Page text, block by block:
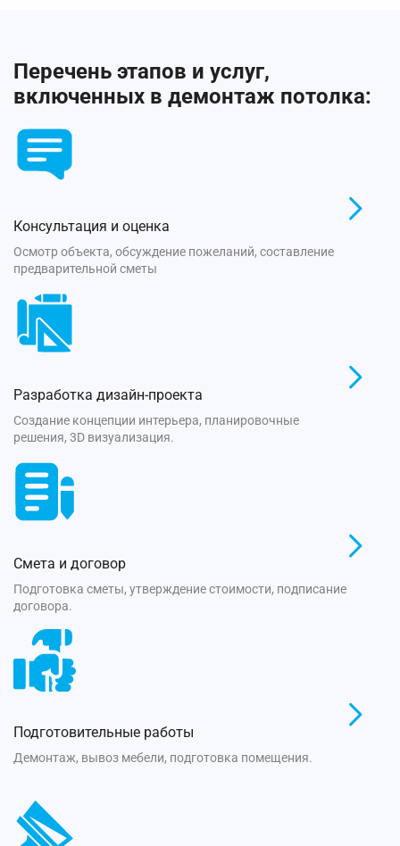
Перечень этапов и услуг,
включенных в демонтаж потолка:
Консультация и оценка
Осмотр объекта, обсуждение пожеланий, составление
предварительной сметы
Разработка дизайн-проекта
Создание концепции интерьера, планировочные
решения, 3D визуализация.
Смета и договор
Подготовка сметы, утверждение стоимости, подписание
договора.
Подготовительные работы
Демонтаж, вывоз мебели, подготовка помещения.